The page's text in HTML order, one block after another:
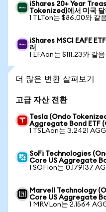
iShares 20+ Year
Tokenized)에서 미국 달
1 TLTon는 $86.00와 같
iShares MSCI EAFE
러
1 EFAon는 $111.23와 같음
더 많은 변환 살펴보기
고급 자산 전환
Tesla (Ondo
Aggregate Bond ETF
1 TSLAon는 3.2421
SoFi Technologies
Core US Aggregate
1 SOFIon는 0.179137
Marvell Technology
Core US Aggregate
1 MRVLon는 2.1564